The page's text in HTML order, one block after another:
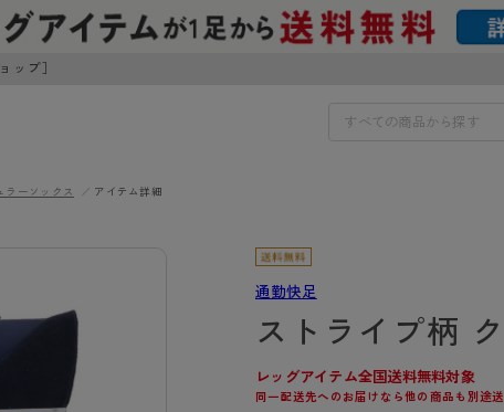
ップ］
ライフスタイルウェア
ラーソックス アイテム詳細
通勤快足
ストライプ柄
レッグアイテム全国送料無料対象
同一配送先へのお届けなら他の商品も別途